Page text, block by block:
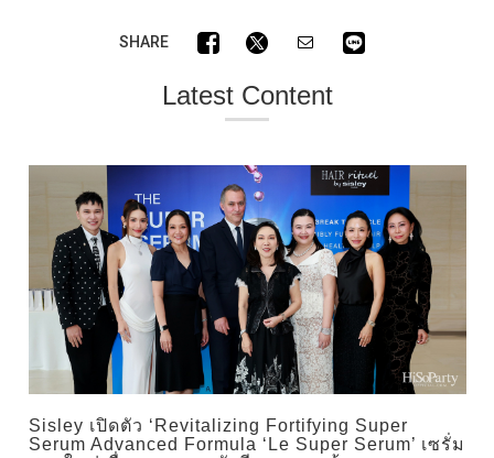
SHARE
Latest Content
Sisley เปิดตัว ‘Revitalizing Fortifying Super
Serum Advanced Formula ‘Le Super Serum’ เซรั่ม